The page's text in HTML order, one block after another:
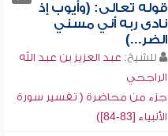
قوله تعالى: (وأيوب إذ
نادى ربه أني مسني
الضر...)
للشيخ: عبد العزيز بن عبد الله
الراجحي
جزء من محاضرة ( تفسير سورة
الأنبياء [83-84])